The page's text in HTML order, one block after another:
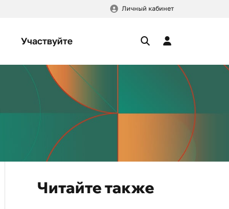
Личный кабинет
Участвуйте
Читайте также